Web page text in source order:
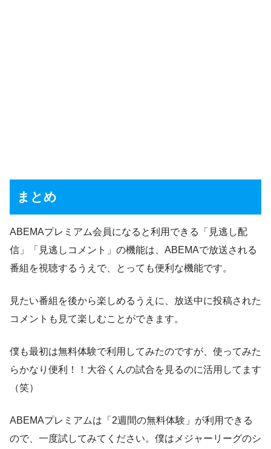
まとめ
ABEMAプレミアム会員になると利用できる「見逃し配
信」「見逃しコメント」の機能は、ABEMAで放送される
番組を視聴するうえで、とっても便利な機能です。
見たい番組を後から楽しめるうえに、放送中に投稿された
コメントも見て楽しむことができます。
僕も最初は無料体験で利用してみたのですが、使ってみた
らかなり便利！！大谷くんの試合を見るのに活用してます
（笑）
ABEMAプレミアムは「2週間の無料体験」が利用できる
ので、一度試してみてください。僕はメジャーリーグのシ